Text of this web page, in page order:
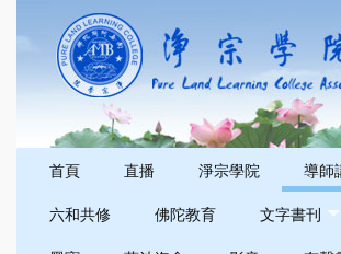
首頁 直播 淨宗學院
導師
六和共修
佛陀教育 文字書刊